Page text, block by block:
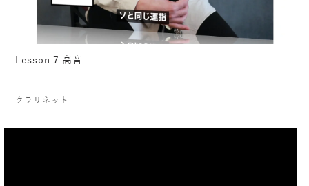
Lesson 7 高音
クラリネット